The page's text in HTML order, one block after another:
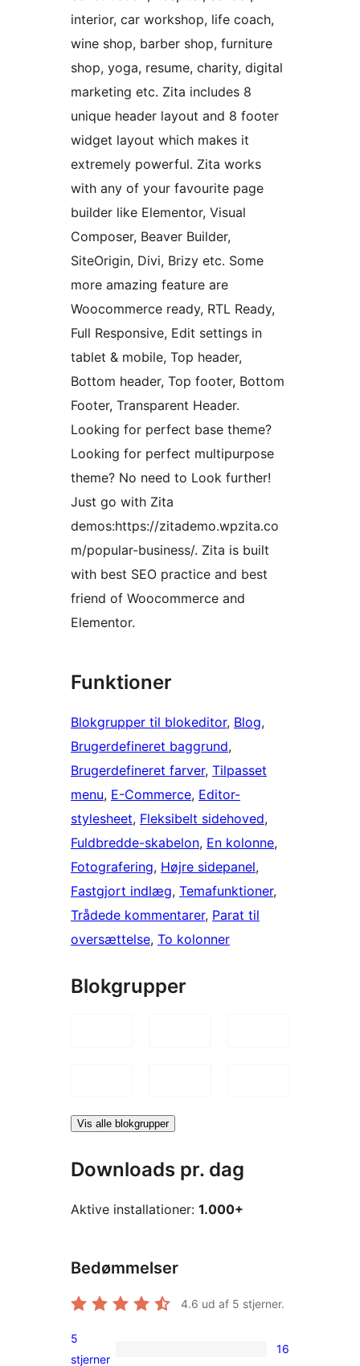
interior, car workshop, life coach,
wine shop, barber shop, furniture
shop, yoga, resume, charity, digital
marketing etc. Zita includes 8
unique header layout and 8 footer
widget layout which makes it
extremely powerful. Zita works
with any of your favourite page
builder like Elementor, Visual
Composer, Beaver Builder,
SiteOrigin, Divi, Brizy etc. Some
more amazing feature are
Woocommerce ready, RTL Ready,
Full Responsive, Edit settings in
tablet & mobile, Top header,
Bottom header, Top footer, Bottom
Footer, Transparent Header.
Looking for perfect base theme?
Looking for perfect multipurpose
theme? No need to Look further!
Just go with Zita
demos:https://zitademo.wpzita.co
m/popular-business/. Zita is built
with best SEO practice and best
friend of Woocommerce and
Elementor.
Funktioner
Blokgrupper til blokeditor, Blog
Brugerdefineret baggrund
Brugerdefineret farver, Tilpasset
menu, E-Commerce, Editor-
stylesheet, Fleksibelt sidehoved
Fuldbredde-skabelon, En kolonne
Fotografering, Højre sidepanel
Fastgjort indlæg, Temafunktioner
Trådede kommentarer, Parat til
oversættelse, To kolonner
Blokgrupper
Vis alle blokgrupper
Downloads pr. dag
Aktive installationer: 1.000+
Bedømmelser
4.6 ud af 5 stjerner.
16
5
stjerner
16